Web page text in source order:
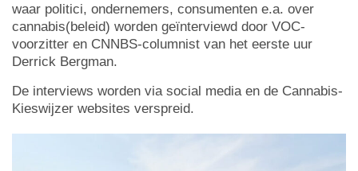
waar politici, ondernemers, consumenten e.a. over
cannabis(beleid) worden geïnterviewd door VOC-
voorzitter en CNNBS-columnist van het eerste uur
Derrick Bergman.
De interviews worden via social media en de Cannabis-
Kieswijzer websites verspreid.